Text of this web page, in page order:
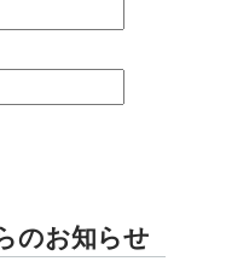
のお知らせ